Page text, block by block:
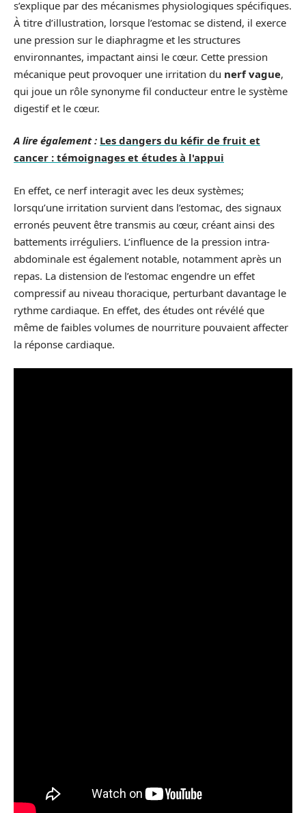
s’explique par des mécanismes physiologiques spécifiques.
À titre d’illustration, lorsque l’estomac se distend, il exerce
une pression sur le diaphragme et les structures
environnantes, impactant ainsi le cœur. Cette pression
mécanique peut provoquer une irritation du nerf vague,
qui joue un rôle synonyme fil conducteur entre le système
digestif et le cœur.
A lire également : Les dangers du kéfir de fruit et
cancer : témoignages et études à l'appui
En effet, ce nerf interagit avec les deux systèmes;
lorsqu’une irritation survient dans l’estomac, des signaux
erronés peuvent être transmis au cœur, créant ainsi des
battements irréguliers. L’influence de la pression intra-
abdominale est également notable, notamment après un
repas. La distension de l’estomac engendre un effet
compressif au niveau thoracique, perturbant davantage le
rythme cardiaque. En effet, des études ont révélé que
même de faibles volumes de nourriture pouvaient affecter
la réponse cardiaque.